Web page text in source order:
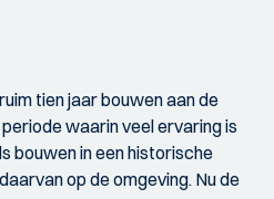
tien jaar bouwen aan de
waarin veel ervaring is
bouwen in een historische
op de omgeving. Nu de